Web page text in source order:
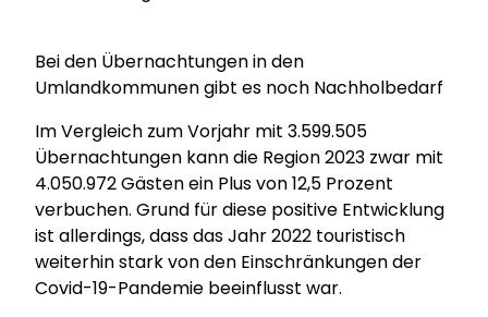
Bei den Übernachtungen in den
Umlandkommunen gibt es noch Nachholbedarf
Im Vergleich zum Vorjahr mit 3.599.505
Übernachtungen kann die Region 2023 zwar mit
4.050.972 Gästen ein Plus von 12,5 Prozent
verbuchen. Grund für diese positive Entwicklung
ist allerdings, dass das Jahr 2022 touristisch
weiterhin stark von den Einschränkungen der
Covid-19-Pandemie beeinflusst war.